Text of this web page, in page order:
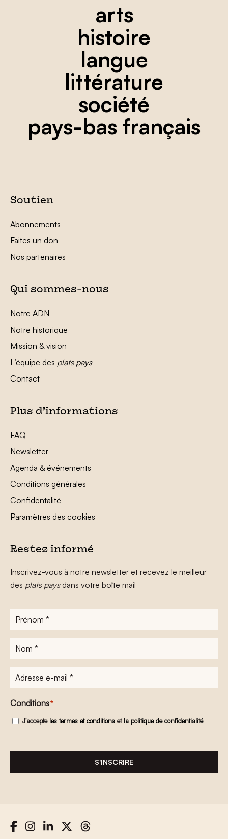
arts
histoire
langue
littérature
société
pays-bas français
Soutien
Abonnements
Faites un don
Nos partenaires
Qui sommes-nous
Notre ADN
Notre historique
Mission & vision
L’équipe des plats pays
Contact
Plus d’informations
FAQ
Newsletter
Agenda & événements
Conditions générales
Confidentalité
Paramètres des cookies
Restez informé
Inscrivez-vous à notre newsletter et recevez le meilleur
des plats paysdans votre boîte mail
Prénom
Nom
Adresse
e-
mail*
Conditions*
J'accepte les termes et conditions et la politique de confidentialité
S'INSCRIRE